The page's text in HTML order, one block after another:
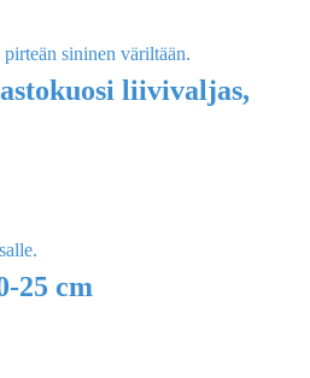
liivivaljas,
25 cm